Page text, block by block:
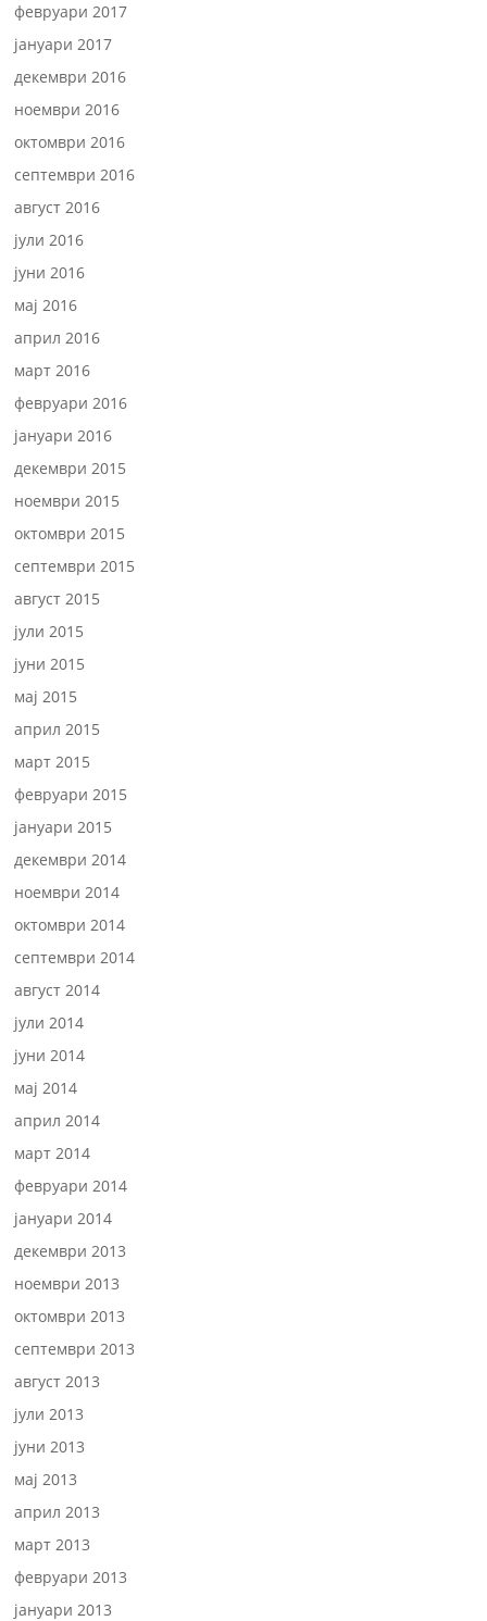
февруари 2017
јануари 2017
декември 2016
ноември 2016
октомври 2016
септември 2016
август 2016
јули 2016
јуни 2016
мај 2016
април 2016
март 2016
февруари 2016
јануари 2016
декември 2015
ноември 2015
октомври 2015
септември 2015
август 2015
јули 2015
јуни 2015
мај 2015
април 2015
март 2015
февруари 2015
јануари 2015
декември 2014
ноември 2014
октомври 2014
септември 2014
август 2014
јули 2014
јуни 2014
мај 2014
април 2014
март 2014
февруари 2014
јануари 2014
декември 2013
ноември 2013
октомври 2013
септември 2013
август 2013
јули 2013
јуни 2013
мај 2013
април 2013
март 2013
февруари 2013
јануари 2013